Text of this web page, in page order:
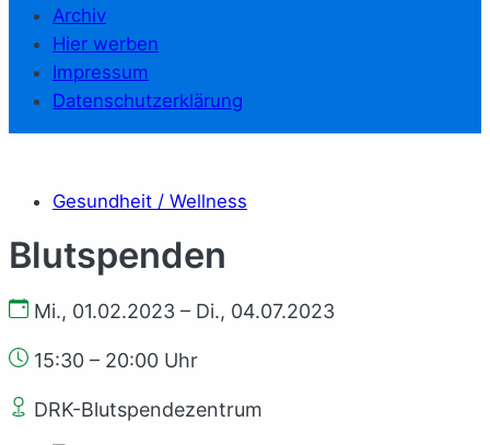
Archiv
Hier werben
Impressum
Datenschutzerklärung
Gesundheit / Wellness
Blutspenden
Mi., 01.02.2023 – Di., 04.07.2023
15:30 – 20:00 Uhr
DRK-Blutspendezentrum